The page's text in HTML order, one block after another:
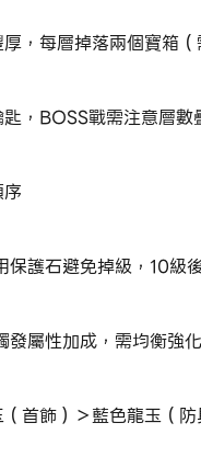
，每層掉落兩個寶箱
，BOSS戰需注意層數
護石避免掉級，10級
屬性加成，需均衡強
首飾）＞藍色龍玉（